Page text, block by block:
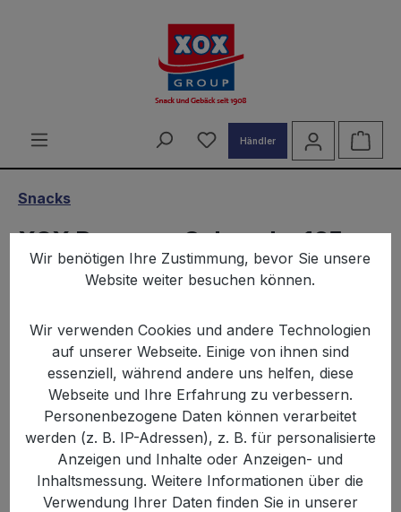
Du hast 0 Produkte auf
Händler
Snacks
XOX Pommes Schranke 125g
Bildergalerie überspringen
Wir benötigen Ihre Zustimmung, bevor Sie unsere
Website weiter besuchen können.
Wir verwenden Cookies und andere Technologien
auf unserer Webseite. Einige von ihnen sind
essenziell, während andere uns helfen, diese
Webseite und Ihre Erfahrung zu verbessern.
Personenbezogene Daten können verarbeitet
werden (z. B. IP-Adressen), z. B. für personalisierte
Anzeigen und Inhalte oder Anzeigen- und
Inhaltsmessung. Weitere Informationen über die
Verwendung Ihrer Daten finden Sie in unserer